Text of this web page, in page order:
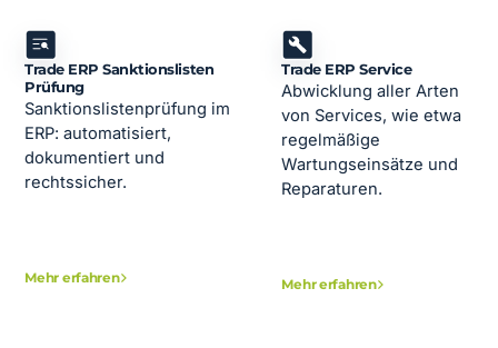
Trade ERP Sanktionslisten
Prüfung
Sanktionslistenprüfung im
ERP: automatisiert,
dokumentiert und
rechtssicher.
Mehr erfahren
Trade ERP Service
Abwicklung aller Arten
von Services, wie etwa
regelmäßige
Wartungseinsätze und
Reparaturen.
Mehr erfahren